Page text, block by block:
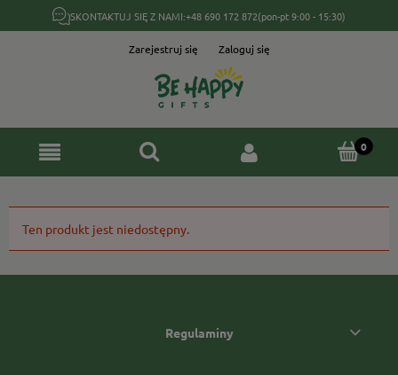
SKONTAKTUJ SIĘ Z NAMI:+48 690 172 872(pon-pt 9:00 - 15:30)
Zarejestruj się Zaloguj się
Ten produkt jest niedostępny.
Regulaminy